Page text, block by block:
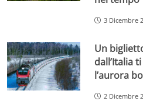
3 Dicembre
Un
dall’Italia
l’aurora
2 Dicembre